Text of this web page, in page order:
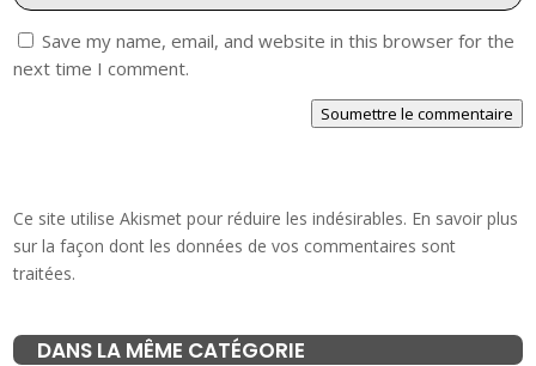
Save my name, email, and website in this browser for the
next time I comment.
Soumettre le commentaire
Ce site utilise Akismet pour réduire les indésirables. En savoir plus
sur la façon dont les données de vos commentaires sont
traitées.
DANS LA MÊME CATÉGORIE